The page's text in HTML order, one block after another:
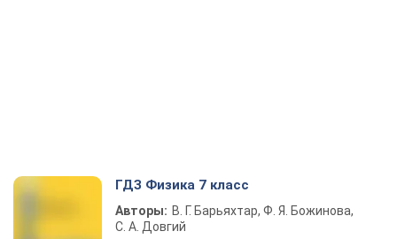
ГДЗ Физика 7 класс
Авторы: В. Г. Барьяхтар, Ф. Я. Божинова,
С. А. Довгий